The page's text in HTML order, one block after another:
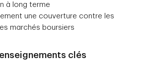
à long terme
une couverture contre les
marchés boursiers
clés